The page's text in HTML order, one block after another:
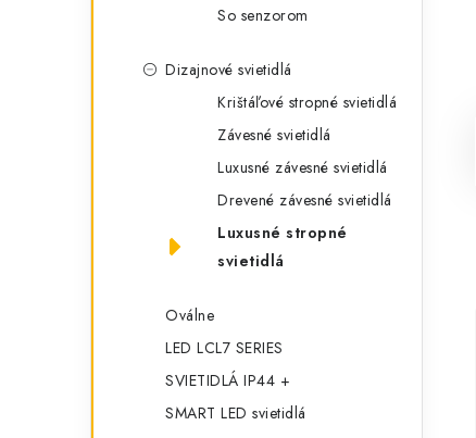
So senzorom
Dizajnové svietidlá
Krištáľové stropné svietidlá
Závesné svietidlá
Luxusné závesné svietidlá
Drevené závesné svietidlá
Luxusné stropné
svietidlá
Oválne
LED LCL7 SERIES
SVIETIDLÁ IP44 +
SMART LED svietidlá